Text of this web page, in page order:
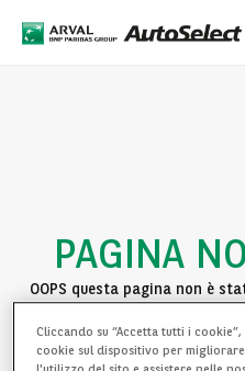
PAGINA
OOPS questa pagina non è
TORNA
Cliccando su “Accetta tutti i
cookie sul dispositivo per